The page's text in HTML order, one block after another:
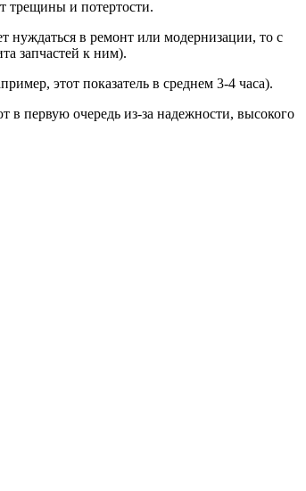
трещины и потертости.
нуждаться в ремонт или модернизации, то с
запчастей к ним).
этот показатель в среднем 3-4 часа).
в первую очередь из-за надежности, высокого